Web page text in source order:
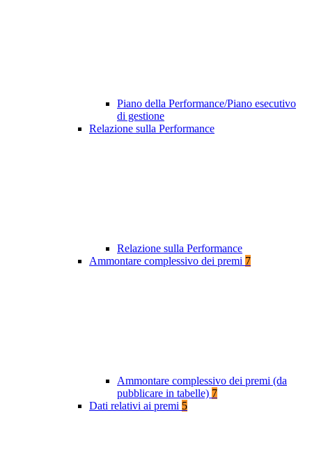
Piano della Performance/Piano esecutivo
di gestione
Relazione sulla Performance
Relazione sulla Performance
Ammontare complessivo dei premi 7
Ammontare complessivo dei premi (da
pubblicare in tabelle) 7
Dati relativi ai premi 5